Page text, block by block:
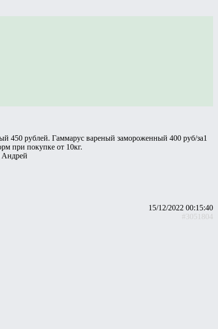
450 рублей. Гаммарус вареный замороженный 400 руб/за1
при покупке от 10кг.
Андрей
15/12/2022 00:15:40
#3051804